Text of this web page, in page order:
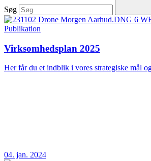
Søg
Publikation
Virksomhedsplan 2025
Her får du et indblik i vores strategiske mål
04. jan. 2024